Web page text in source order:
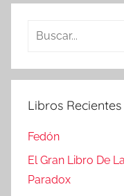
Buscar:
Libros Recientes
Fedón
El Gran Libro De
Paradox